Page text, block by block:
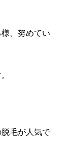
、努めてい
毛が人気で